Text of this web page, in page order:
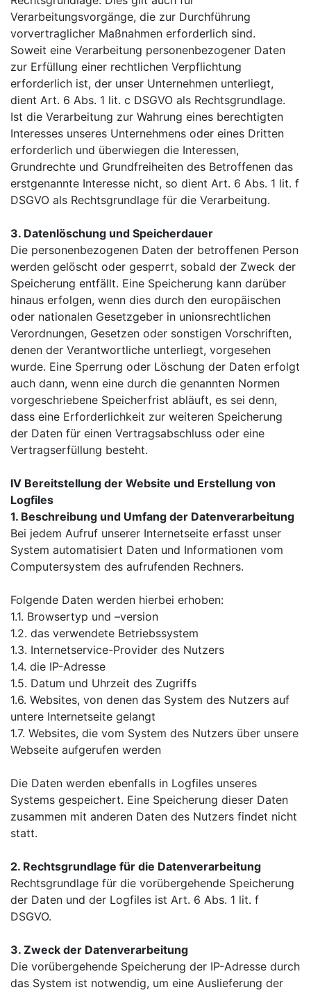
Verarbeitungsvorgänge, die zur Durchführung
vorvertraglicher Maßnahmen erforderlich sind.
Soweit eine Verarbeitung personenbezogener Daten
zur Erfüllung einer rechtlichen Verpflichtung
erforderlich ist, der unser Unternehmen unterliegt,
dient Art. 6 Abs. 1 lit. c DSGVO als Rechtsgrundlage.
Ist die Verarbeitung zur Wahrung eines berechtigten
Interesses unseres Unternehmens oder eines Dritten
erforderlich und überwiegen die Interessen,
Grundrechte und Grundfreiheiten des Betroffenen das
erstgenannte Interesse nicht, so dient Art. 6 Abs. 1 lit. f
DSGVO als Rechtsgrundlage für die Verarbeitung.
3. Datenlöschung und Speicherdauer
Die personenbezogenen Daten der betroffenen Person
werden gelöscht oder gesperrt, sobald der Zweck der
Speicherung entfällt. Eine Speicherung kann darüber
hinaus erfolgen, wenn dies durch den europäischen
oder nationalen Gesetzgeber in unionsrechtlichen
Verordnungen, Gesetzen oder sonstigen Vorschriften,
denen der Verantwortliche unterliegt, vorgesehen
wurde. Eine Sperrung oder Löschung der Daten erfolgt
auch dann, wenn eine durch die genannten Normen
vorgeschriebene Speicherfrist abläuft, es sei denn,
dass eine Erforderlichkeit zur weiteren Speicherung
der Daten für einen Vertragsabschluss oder eine
Vertragserfüllung besteht.
IV Bereitstellung der Website und Erstellung von
Logfiles
1. Beschreibung und Umfang der Datenverarbeitung
Bei jedem Aufruf unserer Internetseite erfasst unser
System automatisiert Daten und Informationen vom
Computersystem des aufrufenden Rechners.
Folgende Daten werden hierbei erhoben:
1.1. Browsertyp und –version
1.2. das verwendete Betriebssystem
1.3. Internetservice-Provider des Nutzers
1.4. die IP-Adresse
1.5. Datum und Uhrzeit des Zugriffs
1.6. Websites, von denen das System des Nutzers auf
untere Internetseite gelangt
1.7. Websites, die vom System des Nutzers über unsere
Webseite aufgerufen werden
Die Daten werden ebenfalls in Logfiles unseres
Systems gespeichert. Eine Speicherung dieser Daten
zusammen mit anderen Daten des Nutzers findet nicht
statt.
2. Rechtsgrundlage für die Datenverarbeitung
Rechtsgrundlage für die vorübergehende Speicherung
der Daten und der Logfiles ist Art. 6 Abs. 1 lit. f
DSGVO.
3. Zweck der Datenverarbeitung
Die vorübergehende Speicherung der IP-Adresse durch
das System ist notwendig, um eine Auslieferung der